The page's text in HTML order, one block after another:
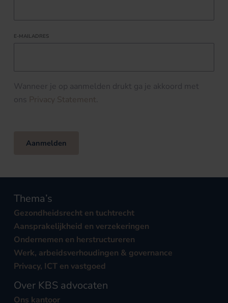
E-MAILADRES
Wanneer je op aanmelden drukt ga je akkoord met
ons Privacy Statement.
Aanmelden
Thema’s
Gezondheidsrecht en tuchtrecht
Aansprakelijkheid en verzekeringen
Ondernemen en herstructureren
Werk, arbeidsverhoudingen & governance
Privacy, ICT en vastgoed
Over KBS advocaten
Ons kantoor